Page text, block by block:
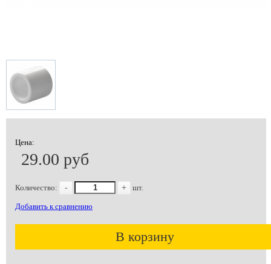
Цена:
29.00 руб
Количество: - + шт.
Добавить к сравнению
В корзину